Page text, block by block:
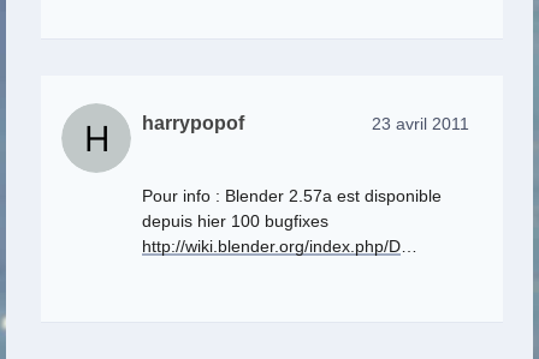
harrypopof 23 avril 2011
Pour info : Blender 2.57a est disponible
depuis hier 100 bugfixes
http://wiki.blender.org/index.php/D…